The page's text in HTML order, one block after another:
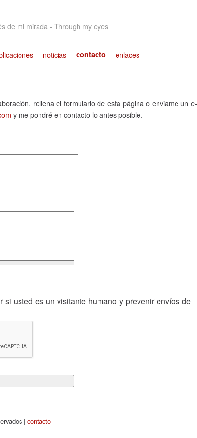
de mi mirada - Through my eyes
rellena el formulario de esta página o enviame un e-
y me pondré en contacto lo antes posible.
si usted es un visitante humano y prevenir envíos de
noticias contacto enlaces
| contacto